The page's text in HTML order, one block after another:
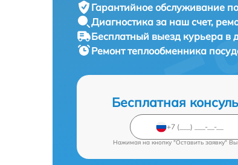
Гарантийное обслуживание
Диагностика за наш счет,
Бесплатный выезд курьера в
Ремонт теплообменника
Бесплатная
Нажимая на кнопку "Оставить заявку"